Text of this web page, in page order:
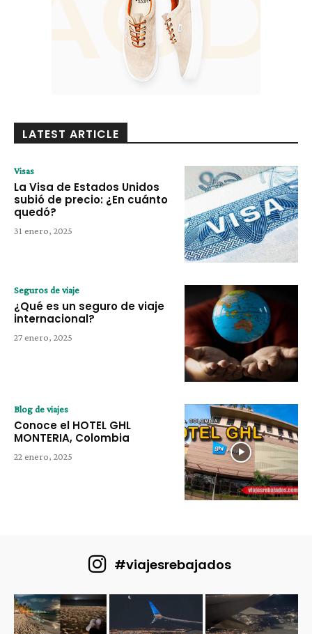
LATEST ARTICLE
Visas
La Visa de Estados Unidos
subió de precio: ¿En cuánto
quedó?
31 enero, 2025
Seguros de viaje
¿Qué es un seguro de viaje
internacional?
27 enero, 2025
Blog de viajes
Conoce el HOTEL GHL
MONTERIA, Colombia
22 enero, 2025
#viajesrebajados